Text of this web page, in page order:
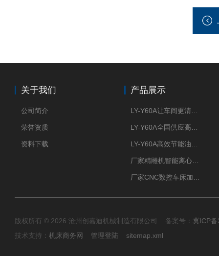
关于我们
公司简介
荣誉资质
资料下载
产品展示
版权所有 © 2026 沧州创嘉迪机械制造有限公司 备案号： 冀ICP
技术支持： 机床商务网 管理登陆 sitemap.xml